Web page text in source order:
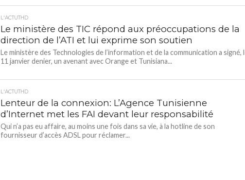
L'ACTUTHD
Le ministère des TIC répond aux préoccupations de la
direction de l’ATI et lui exprime son soutien
Le ministère des Technologies de l’information et de la communication a signé,
11 janvier denier, un avenant avec Orange et Tunisiana...
L'ACTUTHD
Lenteur de la connexion: L’Agence Tunisienne
d’Internet met les FAI devant leur responsabilité
Qui n’a pas eu affaire, au moins une fois dans sa vie, à la hotline de son
fournisseur d’accès ADSL pour réclamer...